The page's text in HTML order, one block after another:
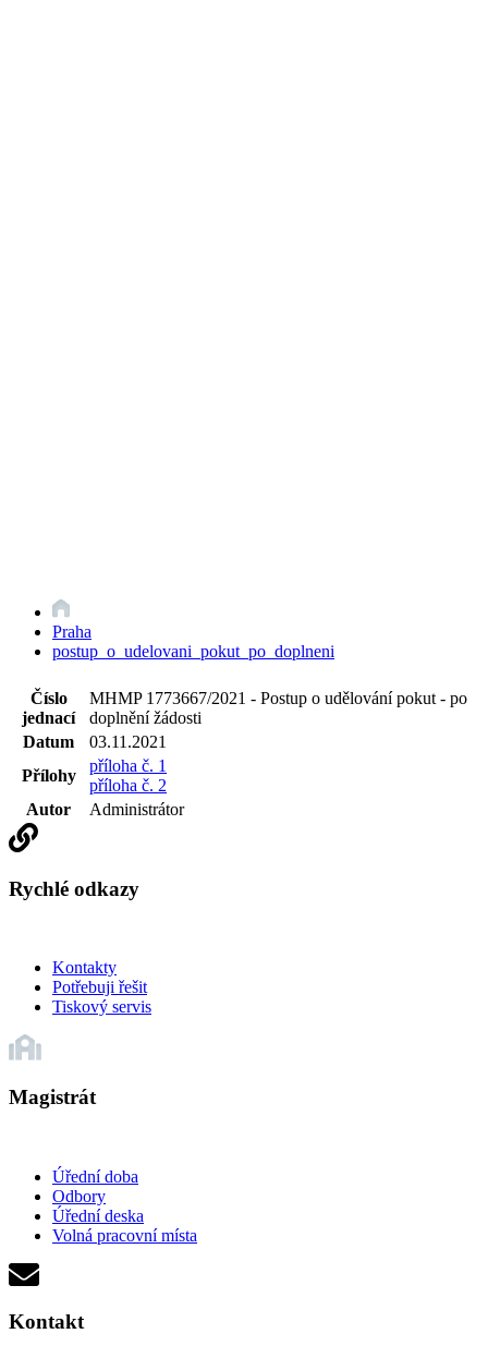
Praha
postup_o_udelovani_pokut_po_doplneni
Číslo
jednací
MHMP 1773667/2021 - Postup o udělování pokut - po
doplnění žádosti
Datum
03.11.2021
Přílohy
příloha č. 1
příloha č. 2
Autor
Administrátor
Rychlé odkazy
Kontakty
Potřebuji řešit
Tiskový servis
Magistrát
Úřední doba
Odbory
Úřední deska
Volná pracovní místa
Kontakt